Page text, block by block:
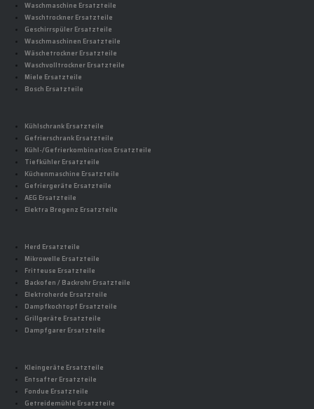
Waschmaschine Ersatzteile
Waschtrockner Ersatzteile
Geschirrspüler Ersatzteile
Waschmaschinen Ersatzteile
Wäschetrockner Ersatzteile
Waschvolltrockner Ersatzteile
Miele Ersatzteile
Bosch Ersatzteile
Kühlschrank Ersatzteile
Gefrierschrank Ersatzteile
Kühl-/Gefrierkombination Ersatzteile
Tiefkühler Ersatzteile
Küchenmaschine Ersatzteile
Gefriergeräte Ersatzteile
AEG Ersatzteile
Elektra Bregenz Ersatzteile
Herd Ersatzteile
Mikrowelle Ersatzteile
Fritteuse Ersatzteile
Backofen / Backrohr Ersatzteile
Elektroherde Ersatzteile
Dampfkochtopf Ersatzteile
Grillgeräte Ersatzteile
Dampfgarer Ersatzteile
Kleingeräte Ersatzteile
Entsafter Ersatzteile
Fondue Ersatzteile
Getreidemühle Ersatzteile